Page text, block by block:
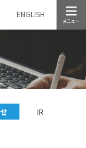
ENGLISH
IR